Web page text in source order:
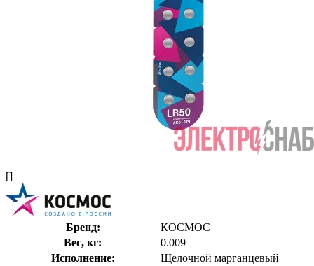
[]
Бренд:
КОСМОС
Вес, кг:
0.009
Исполнение:
Щелочной марганцевый